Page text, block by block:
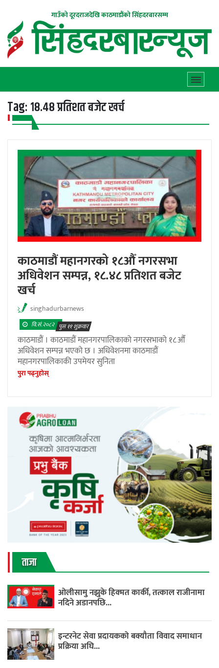
गाउँको दूरदराजदेखि काठमाडौंको सिंहदरबारसम्म
Tag: १८.४८ प्रतिशत बजेट खर्च
काठमाडौं महानगरको १८औँ नगरसभा
अधिवेशन सम्पन्न, १८.४८ प्रतिशत बजेट
खर्च
singhadurbarnews
वि.सं.२०८२ पुस ११ शुक्रवार
काठमाडौं । काठमाडौं महानगरपालिकाको नगरसभाको १८औँ
अधिवेशन सम्पन्न भएको छ । अधिवेशनमा काठमाडौं
महानगरपालिकाकी उपमेयर सुनिता
पुरा पढ्नुहाेस्
ताजा
ओलीसामु नझुके हिक्मत कार्की, तत्काल राजीनामा
नदिने अडानपछि...
इन्टरनेट सेवा प्रदायकको बक्यौता विवाद समाधान
प्रक्रिया अघि...